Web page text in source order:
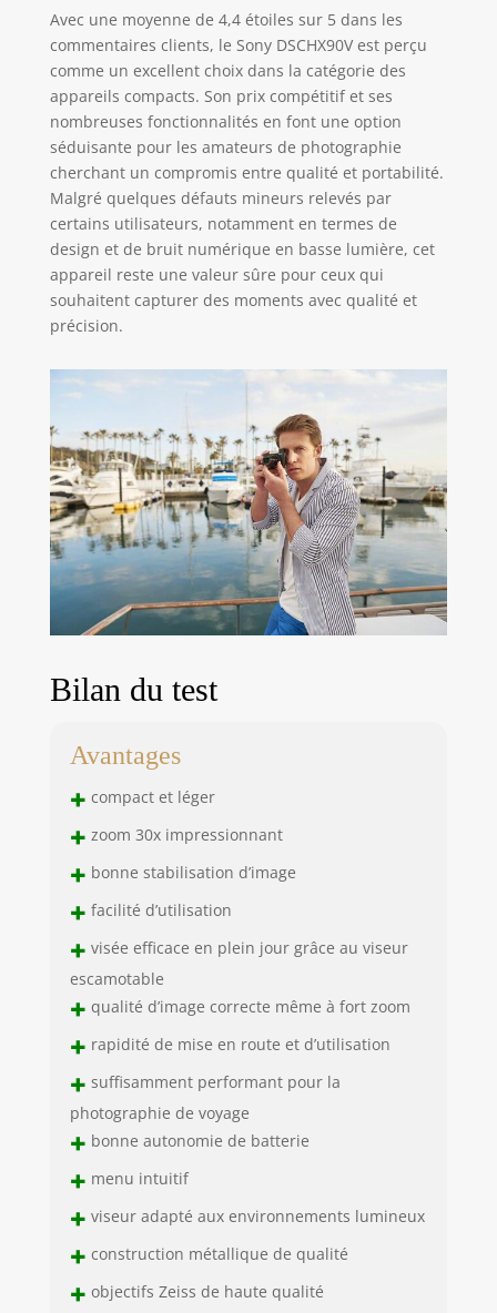
Avec une moyenne de 4,4 étoiles sur 5 dans les
commentaires clients, le Sony DSCHX90V est perçu
comme un excellent choix dans la catégorie des
appareils compacts. Son prix compétitif et ses
nombreuses fonctionnalités en font une option
séduisante pour les amateurs de photographie
cherchant un compromis entre qualité et portabilité.
Malgré quelques défauts mineurs relevés par
certains utilisateurs, notamment en termes de
design et de bruit numérique en basse lumière, cet
appareil reste une valeur sûre pour ceux qui
souhaitent capturer des moments avec qualité et
précision.
Bilan du test
Avantages
+ compact et léger
+ zoom 30x impressionnant
+ bonne stabilisation d’image
+ facilité d’utilisation
+ visée efficace en plein jour grâce au viseur
escamotable
+ qualité d’image correcte même à fort zoom
+ rapidité de mise en route et d’utilisation
+ suffisamment performant pour la
photographie de voyage
+ bonne autonomie de batterie
+ menu intuitif
+ viseur adapté aux environnements lumineux
+ construction métallique de qualité
+ objectifs Zeiss de haute qualité